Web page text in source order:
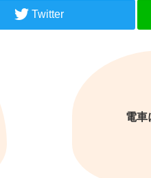
Twitter
電車